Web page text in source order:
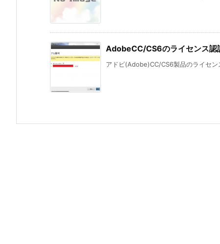
AdobeCC/CS6のライセンス認
アドビ(Adobe)CC/CS6製品のライセ